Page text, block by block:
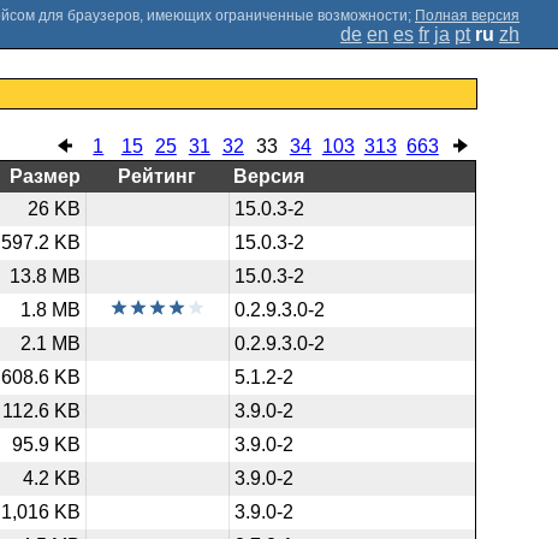
; Полная версия
de en es fr ja pt ru zh
1 15 25 31 32 33 34 103 313 663
Размер Рейтинг
Версия
26 KB
15.0.3-2
597.2 KB
15.0.3-2
13.8 MB
15.0.3-2
1.8 MB
0.2.9.3.0-2
2.1 MB
0.2.9.3.0-2
608.6 KB
5.1.2-2
112.6 KB
3.9.0-2
95.9 KB
3.9.0-2
4.2 KB
3.9.0-2
1,016 KB
3.9.0-2